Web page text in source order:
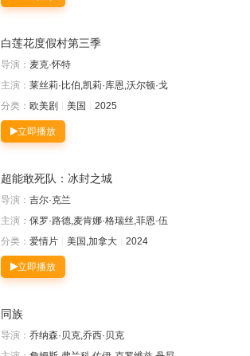
白莲花度假村第三季
导演： 麦克·怀特
主演： 莱丝莉·比伯,凯莉·库恩,沃尔顿·戈
分类： 欧美剧 美国 2025
立即播放
超能敢死队：冰封之城
导演： 吉尔·克兰
主演： 保罗·路德,麦肯娜·格瑞丝,菲恩·伍
分类： 爱情片 美国,加拿大 2024
立即播放
同族
导演： 乔纳森·贝克,乔西·贝克